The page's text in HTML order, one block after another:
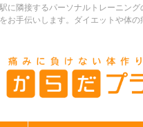
に隣接するパーソナルトレーニン
お手伝いします。ダイエットや体